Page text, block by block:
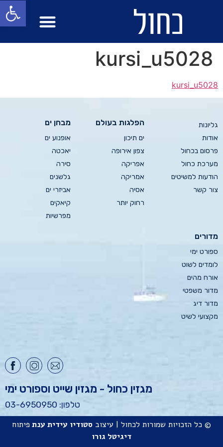
kursi_u5028
kursi_u5028
גליונות
אודות
פרסום בכחול
מערכת כחול
הודעות למשיטים
צור קשר
הפלגות בעולם
ים תיכון
צפון אירופה
אפריקה
אמריקה
אסיה
רחוק יותר
מבחן ים
אופנוע ים
יאכטה
סירה
גלשנים
אביזרי ים
קיאקים
מפרשיות
מדורים
ספורט ימי
לומדים לשוט
אורח מהים
מדור משפטי
מדור דיג
מקצועי לשיט
מגזין כחול - מגזין שייט וספורט ימי
טלפון: 03-6950950
© כל הזכויות שמורות לכחול | עיצוב סטודיו עידית ענת פיתוח
דיגיטל גורו
פתח